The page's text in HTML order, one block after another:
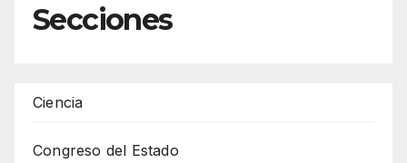
Secciones
Ciencia
Congreso del Estado